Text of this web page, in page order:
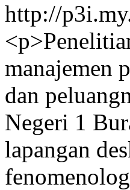
http://
manajemen
dan
Negeri 1
lapangan